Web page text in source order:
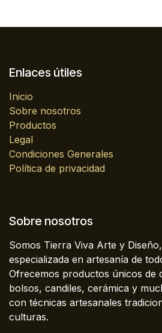
Enlaces útiles
Inicio
Sobre nosotros
Productos
Legal
Condiciones Generales
Política de privacidad
Sobre nosotros
Somos Tierra Viva Arte y
especializada en artesanía de
Ofrecemos productos únicos de
bolsos, candiles, cerámica y
con técnicas artesanales
culturas.